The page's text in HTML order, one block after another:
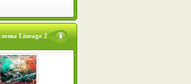
Lineage 2